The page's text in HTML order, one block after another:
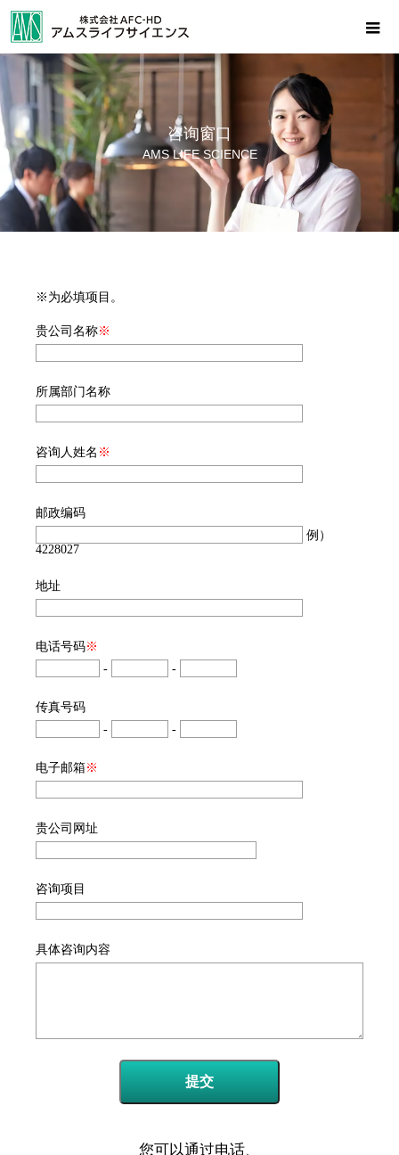
咨询窗口
AMS LIFE SCIENCE
※为必填项目。
贵公司名称※
所属部门名称
咨询人姓名 ※
邮政编码
例）
4228027
地址
电话号码※
-
-
传真号码
-
-
电子邮箱※
贵公司网址
咨询项目
具体咨询内容
提交
您可以通过电话、